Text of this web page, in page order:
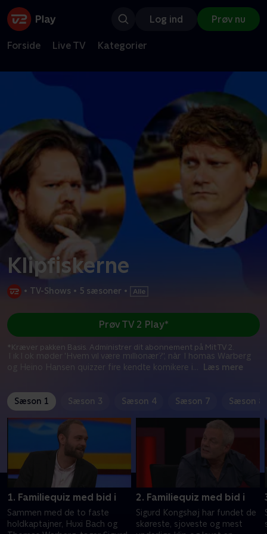
Log ind Prøv nu
Forside Live TV Kategorier
Klipfiskerne
• TV-Shows • 5 sæsoner •
TikTok møder 'Hvem vil være millionær?', når Thomas Warberg
og Heino Hansen quizzer fire kendte komikere i
Læs mere
Prøv TV 2 Play*
*Kræver pakken Basis. Administrer dit abonnement på Mit TV 2.
Sæson 1 Sæson 3 Sæson 4 Sæson 7 Sæson 8
1. Familiequiz med bid i
Sammen med de to faste
holdkaptajner, Huxi Bach og
2. Familiequiz med bid i
Sigurd Kongshøj har fundet de
skøreste, sjoveste og mest